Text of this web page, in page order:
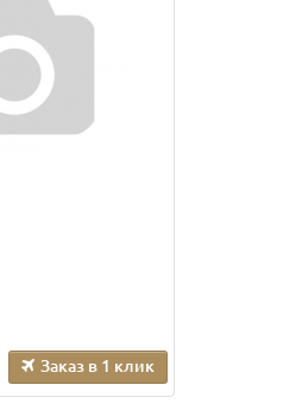
Заказ в 1 клик